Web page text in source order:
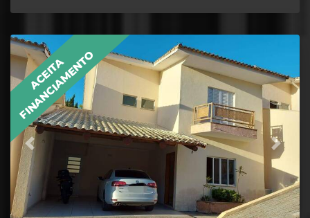
Previous Next
ACEITA
FINANCIAMENTO